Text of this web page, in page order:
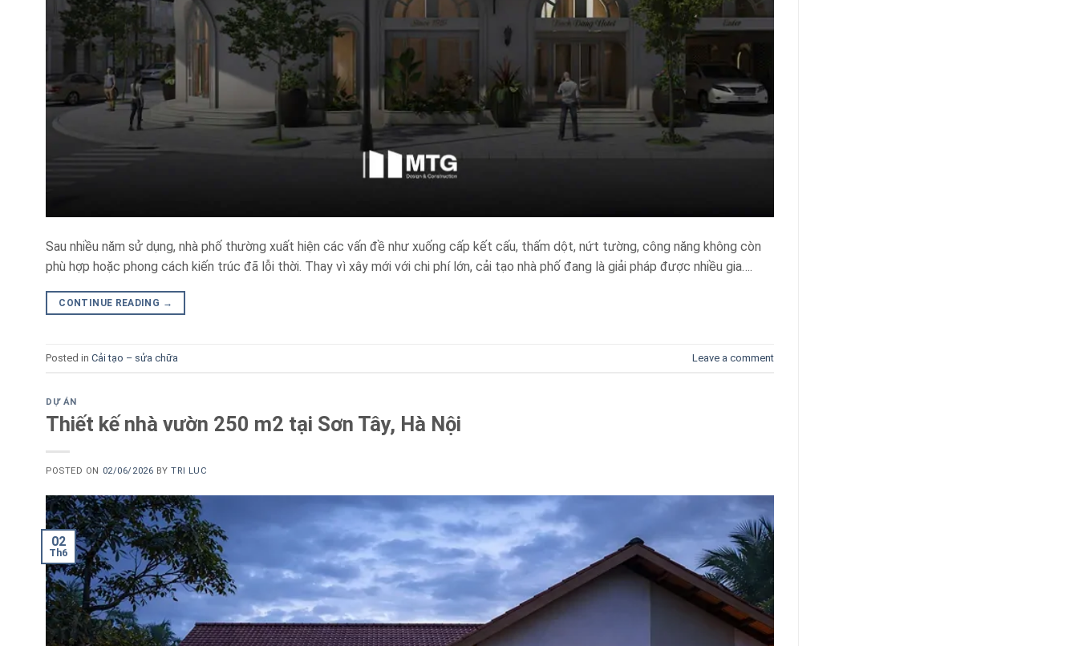
Sau nhiều năm sử dụng, nhà phố thường xuất hiện các vấn đề như xuống cấp kết cấu, thấm dột, nứt tường, công năng không còn
phù hợp hoặc phong cách kiến trúc đã lỗi thời. Thay vì xây mới với chi phí lớn, cải tạo nhà phố đang là giải pháp được nhiều gia….
CONTINUE READING →
Posted in Cải tạo – sửa chữa Leave a comment
DỰ ÁN
Thiết kế nhà vườn 250 m2 tại Sơn Tây, Hà Nội
POSTED ON 02/06/2026 BYTRI LUC
02
Th6